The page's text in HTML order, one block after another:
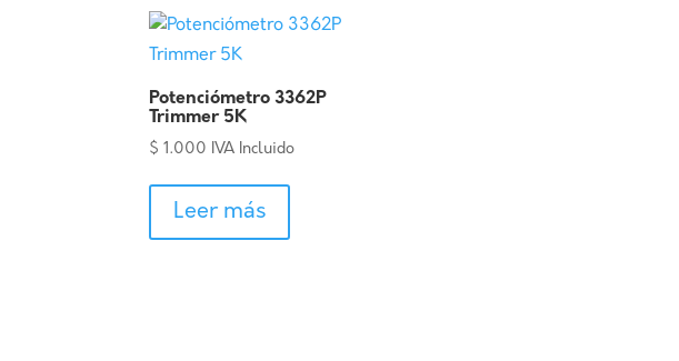
Potenciómetro 3362P
Trimmer 5K
$ 1.000 IVA Incluido
Leer más